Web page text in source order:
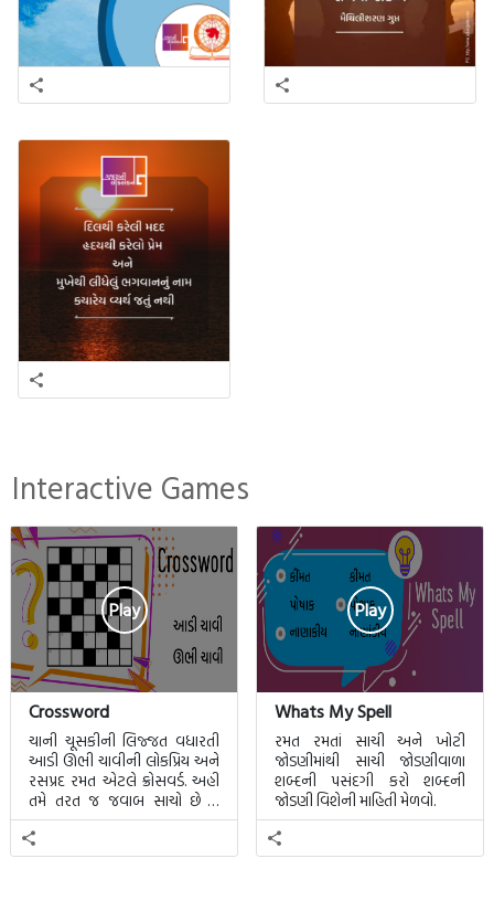
Interactive Games
Play
Crossword
ચાની ચૂસકીની લિજ્જત વધારતી
આડી ઊભી ચાવીની લોકપ્રિય અને
રસપ્રદ રમત એટલે ક્રોસવર્ડ. અહીં
તમે તરત જ જવાબ સાચો છે કે
ખોટો તે જાણી શકાશે.
Play
Whats My Spell
રમત રમતાં સાચી અને ખોટી
જોડણીમાંથી સાચી જોડણીવાળા
શબ્દની પસંદગી કરો શબ્દની
જોડણી વિશેની માહિતી મેળવો.